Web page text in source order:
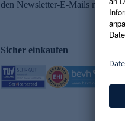
den Newsletter-E-Mails möglich.
Sicher einkaufen